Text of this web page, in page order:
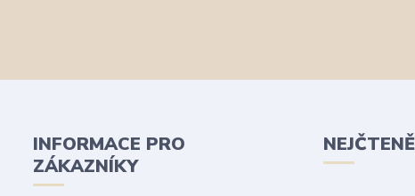
INFORMACE PRO
ZÁKAZNÍKY